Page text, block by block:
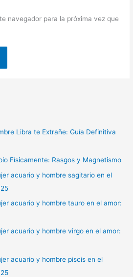
navegador para la próxima vez que
Libra te Extrañe: Guía Definitiva
Físicamente: Rasgos y Magnetismo
acuario y hombre sagitario en el
acuario y hombre tauro en el amor:
acuario y hombre virgo en el amor:
acuario y hombre piscis en el